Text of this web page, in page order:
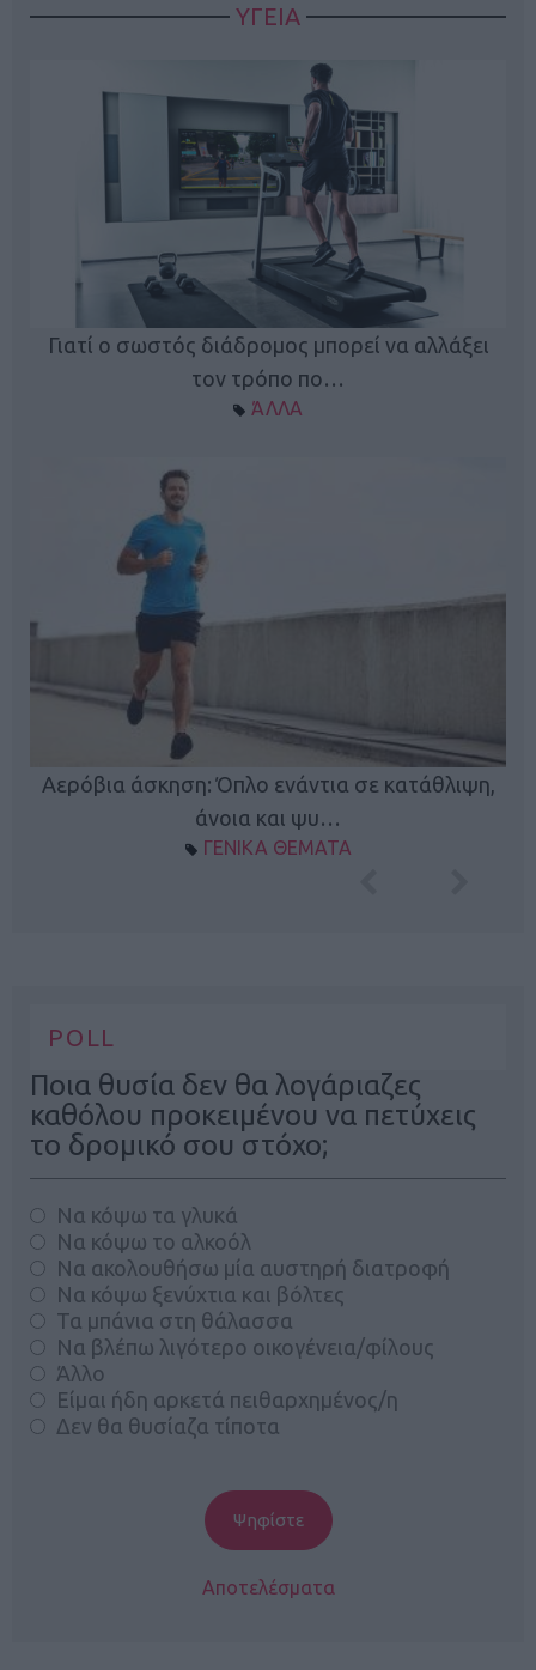
ΥΓΕΙΑ
Γιατί ο σωστός διάδρομος μπορεί να αλλάξει
τον τρόπο πο…
ΆΛΛΑ
Αερόβια άσκηση: Όπλο ενάντια σε κατάθλιψη,
άνοια και ψυ…
ΓΕΝΙΚΑ ΘΕΜΑΤΑ
POLL
Ποια θυσία δεν θα λογάριαζες
καθόλου προκειμένου να πετύχεις
το δρομικό σου στόχο;
Να κόψω τα γλυκά
Να κόψω το αλκοόλ
Να ακολουθήσω μία αυστηρή διατροφή
Να κόψω ξενύχτια και βόλτες
Τα μπάνια στη θάλασσα
Να βλέπω λιγότερο οικογένεια/φίλους
Άλλο
Είμαι ήδη αρκετά πειθαρχημένος/η
Δεν θα θυσίαζα τίποτα
Αποτελέσματα